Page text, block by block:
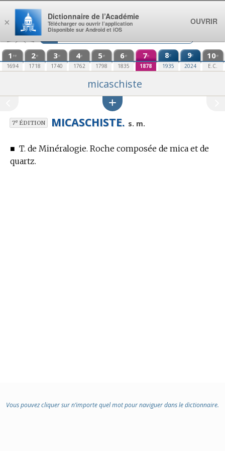
Aller au contenu
1 re
1694
2e
1718
3e
1740
4e
1762
5e
1798
6e
1835
7e
1878
8e
1935
9e
2024
10e
E.C.
micaschiste
7eÉDITION MICASCHISTE. s. m.
■ T. de Minéralogie. Roche composée de mica et de
quartz.
Vous pouvez cliquer sur n’importe quel mot pour naviguer dans le dictionnaire.
×
Dictionnaire de l’Académie
Télécharger ou ouvrir l’application
Disponible sur Android et iOS
OUVRIR